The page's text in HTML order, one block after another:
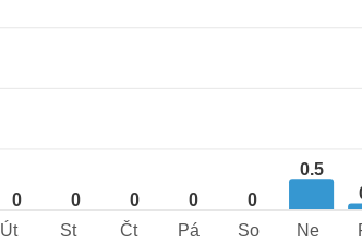
0 0 0 0 0
0.5
Út St Čt Pá So Ne